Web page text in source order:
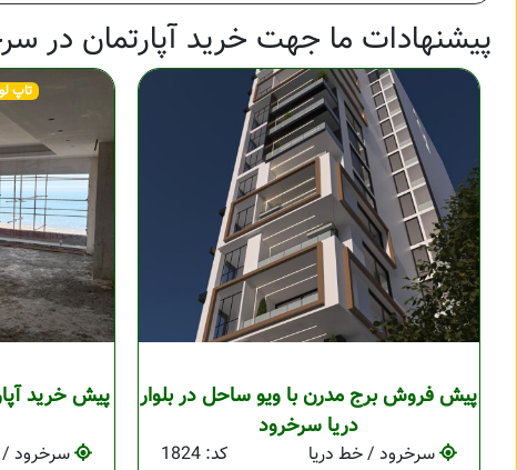
پیشنهادات ما جهت خرید آپارتمان در
پیش فروش برج مدرن با ویو ساحل در بلوار
دریا سرخرود
سرخرود / خط دریا
کد: 1824
تاپ
سرخرود /